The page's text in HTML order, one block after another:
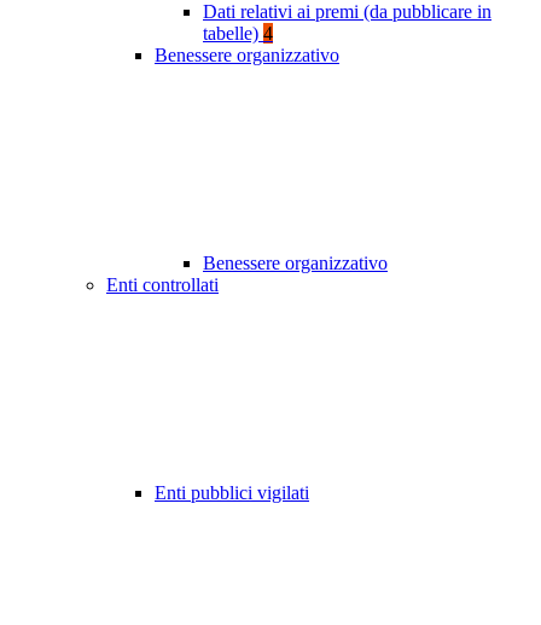
Dati relativi ai premi (da pubblicare in
tabelle) 4
Benessere organizzativo
Benessere organizzativo
Enti controllati
Enti pubblici vigilati